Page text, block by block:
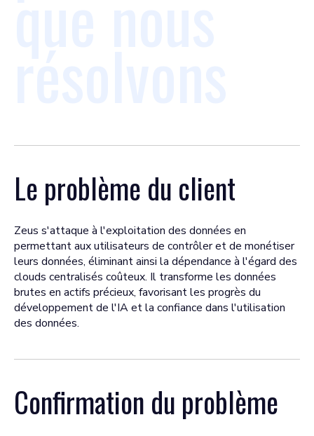
Le problème du client
Zeus s'attaque à l'exploitation des données en
permettant aux utilisateurs de contrôler et de monétiser
leurs données, éliminant ainsi la dépendance à l'égard des
clouds centralisés coûteux. Il transforme les données
brutes en actifs précieux, favorisant les progrès du
développement de l'IA et la confiance dans l'utilisation
des données.
Confirmation du problème